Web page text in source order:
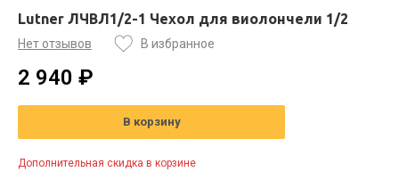
Lutner ЛЧВЛ1/2-1 Чехол для виолончели 1/2
Нет отзывов В избранное
2 940 ₽
В корзину
Дополнительная скидка в корзине